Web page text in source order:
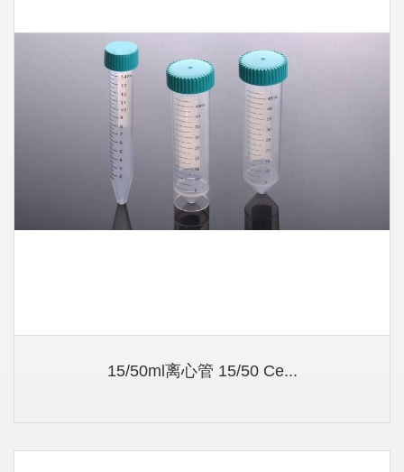
15/50ml离心管 15/50 Ce...